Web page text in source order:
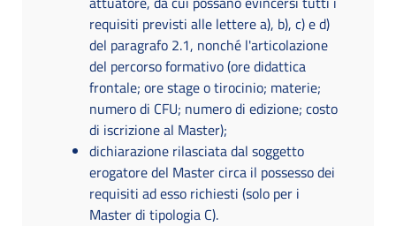
requisiti previsti alle lettere a), b), c) e d)
del paragrafo 2.1, nonché l'articolazione
del percorso formativo (ore didattica
frontale; ore stage o tirocinio; materie;
numero di CFU; numero di edizione; costo
di iscrizione al Master);
dichiarazione rilasciata dal soggetto
erogatore del Master circa il possesso dei
requisiti ad esso richiesti (solo per i
Master di tipologia C).